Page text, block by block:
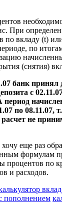
При
по вкладу (t)
по
(снятия)
банк принял
с
по 08.11.07,
не
еще раз
формулам
процентов по
и расходов.
пополнением